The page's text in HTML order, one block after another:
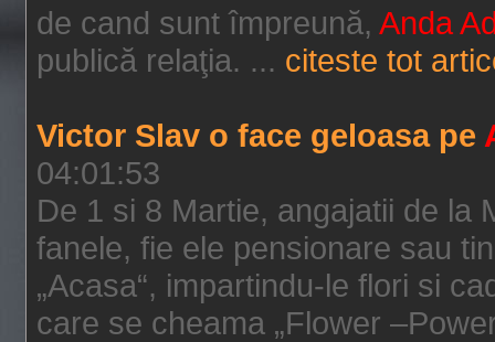
de cand sunt împreună, Anda
publică relaţia. ... citeste tot
Victor Slav o face geloasa pe
04:01:53
De 1 si 8 Martie, angajatii de la
fanele, fie ele pensionare sau
„Acasa“, impartindu-le flori si
care se cheama „Flower